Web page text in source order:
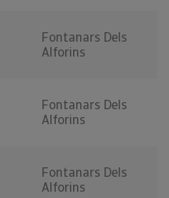
Fontanars Dels
Alforins
Fontanars Dels
Alforins
Fontanars Dels
Alforins